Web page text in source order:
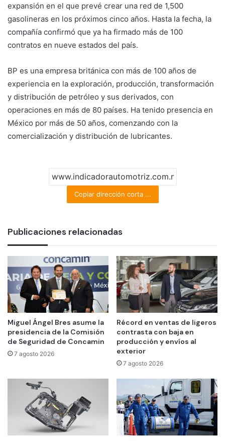
expansión en el que prevé crear una red de 1,500
gasolineras en los próximos cinco años. Hasta la fecha, la
compañía confirmó que ya ha firmado más de 100
contratos en nueve estados del país.
BP es una empresa británica con más de 100 años de
experiencia en la exploración, producción, transformación
y distribución de petróleo y sus derivados, con
operaciones en más de 80 países. Ha tenido presencia en
México por más de 50 años, comenzando con la
comercialización y distribución de lubricantes.
Copiar dirección corta ...
Publicaciones relacionadas
Miguel Ángel Bres asume la
presidencia de la Comisión
de Seguridad de Concamin
7 agosto 2026
Récord en ventas de ligeros
contrasta con baja en
producción y envíos al
exterior
7 agosto 2026